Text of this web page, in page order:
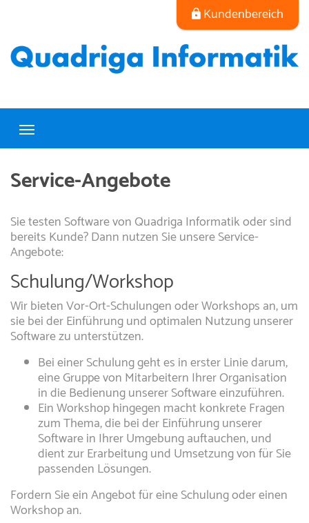
Kundenbereich
Service-Angebote
Sie testen Software von Quadriga Informatik oder sind
bereits Kunde? Dann nutzen Sie unsere Service-
Angebote:
Schulung/Workshop
Wir bieten Vor-Ort-Schulungen oder Workshops an, um
sie bei der Einführung und optimalen Nutzung unserer
Software zu unterstützen.
Bei einer Schulung geht es in erster Linie darum,
eine Gruppe von Mitarbeitern Ihrer Organisation
in die Bedienung unserer Software einzuführen.
Ein Workshop hingegen macht konkrete Fragen
zum Thema, die bei der Einführung unserer
Software in Ihrer Umgebung auftauchen, und
dient zur Erarbeitung und Umsetzung von für Sie
passenden Lösungen.
Fordern Sie ein Angebot für eine Schulung oder einen
Workshop an.